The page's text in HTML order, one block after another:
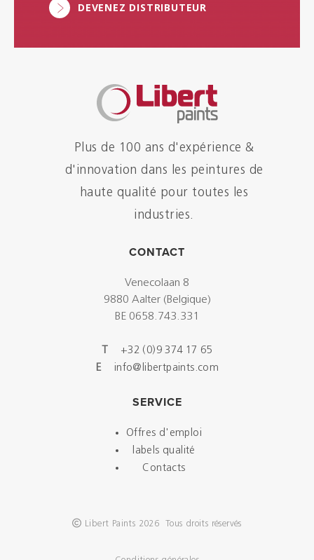
DEVENEZ DISTRIBUTEUR
Plus de 100 ans d'expérience &
d'innovation dans les peintures de
haute qualité pour toutes les
industries.
CONTACT
Venecolaan 8
9880 Aalter (Belgique)
BE 0658.743.331
+32 (0)9 374 17 65
E info@libertpaints.com
SERVICE
Offres d'emploi
labels qualité
Contacts
Libert Paints 2026 Tous droits réservés